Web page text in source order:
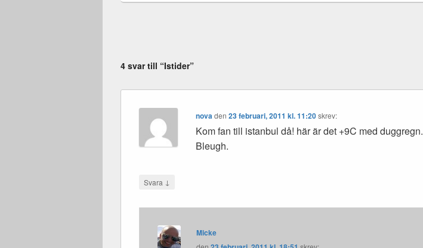
4 svar till “Istider”
novaden23 februari, 2011 kl. 11:20skrev:
Kom fan till istanbul då! här är det +9C med duggregn.
Bleugh.
Svara ↓
Micke